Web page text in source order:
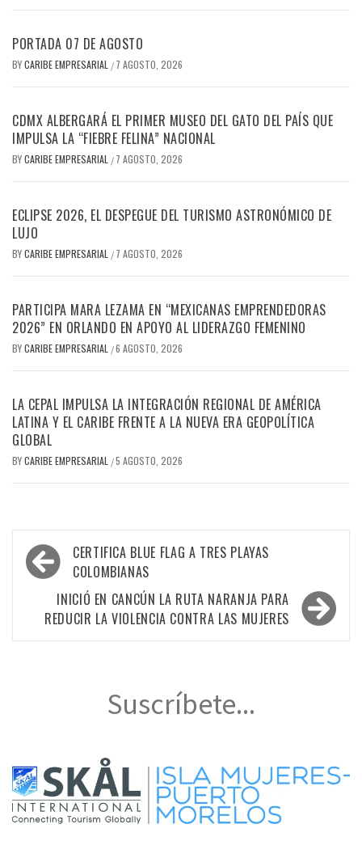
PORTADA 07 DE AGOSTO
BYCARIBE EMPRESARIAL / 7 AGOSTO, 2026
CDMX ALBERGARÁ EL PRIMER MUSEO DEL GATO DEL PAÍS QUE
IMPULSA LA “FIEBRE FELINA” NACIONAL
BYCARIBE EMPRESARIAL / 7 AGOSTO, 2026
ECLIPSE 2026, EL DESPEGUE DEL TURISMO ASTRONÓMICO DE
LUJO
BYCARIBE EMPRESARIAL / 7 AGOSTO, 2026
PARTICIPA MARA LEZAMA EN “MEXICANAS EMPRENDEDORAS
2026” EN ORLANDO EN APOYO AL LIDERAZGO FEMENINO
BYCARIBE EMPRESARIAL /6 AGOSTO, 2026
LA CEPAL IMPULSA LA INTEGRACIÓN REGIONAL DE AMÉRICA
LATINA Y EL CARIBE FRENTE A LA NUEVA ERA GEOPOLÍTICA
GLOBAL
BYCARIBE EMPRESARIAL /5 AGOSTO, 2026
Navegación
de
entradas
CERTIFICA BLUE FLAG A TRES PLAYAS
COLOMBIANAS
INICIÓ EN CANCÚN LA RUTA NARANJA PARA
REDUCIR LA VIOLENCIA CONTRA LAS MUJERES
Suscríbete...